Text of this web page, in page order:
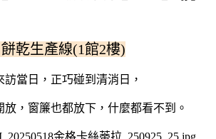
乾生產線(1館2樓)
訪當日，正巧碰到清消日，
放，窗簾也都放下，什麼都看不到。